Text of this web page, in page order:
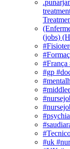
(jobs)
#França
#gp
#uk